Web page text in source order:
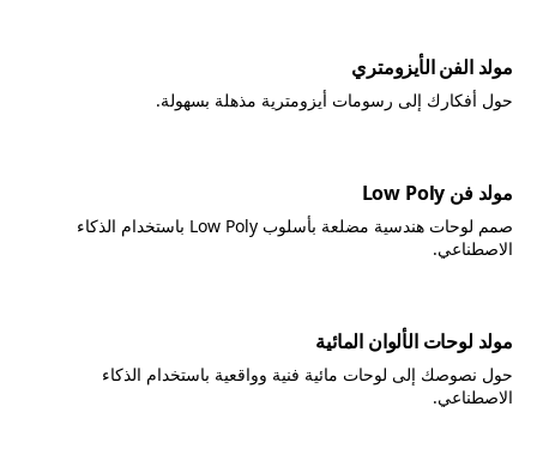
مولد الفن الأيزومتري
حول أفكارك إلى رسومات أيزومترية مذهلة بسهولة.
مولد فن Low Poly
صمم لوحات هندسية مضلعة بأسلوب Low Poly باستخدام الذكاء
الاصطناعي.
مولد لوحات الألوان المائية
حول نصوصك إلى لوحات مائية فنية وواقعية باستخدام الذكاء
الاصطناعي.